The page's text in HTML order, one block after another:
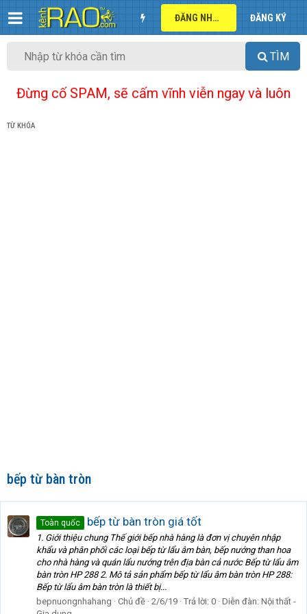
ĐĂNG NHẬP ĐĂNG KÝ
TÌM
Đừng cố SPAM, sẽ cấm vĩnh viễn ngay và luôn
TỪ KHÓA
bếp từ bàn tròn
Toàn quốc bếp từ bàn tròn giá tốt
1. Giới thiệu chung Thế giới bếp nhà hàng là đơn vị chuyên nhập
khẩu và phân phối các loại bếp từ lẩu âm bàn, bếp nướng than hoa
cho nhà hàng và quán lẩu nướng trên địa bàn cả nước Bếp từ lẩu âm
bàn tròn HP 288 2. Mô tả sản phẩm bếp từ lẩu âm bàn tròn HP 288:
Bếp từ lẩu âm bàn tròn là thiết bị...
bepnuongnhahang
Chủ đề 2/6/19 Trả lời: 0 Diễn đàn: Nội thất -